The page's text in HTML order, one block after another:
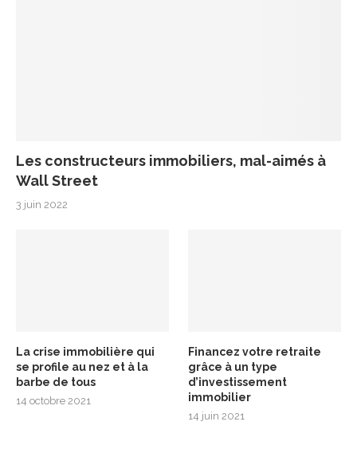
Les constructeurs immobiliers, mal-aimés à
Wall Street
3 juin 2022
La crise immobilière qui
se profile au nez et à la
barbe de tous
14 octobre 2021
Financez votre retraite
grâce à un type
d’investissement
immobilier
14 juin 2021